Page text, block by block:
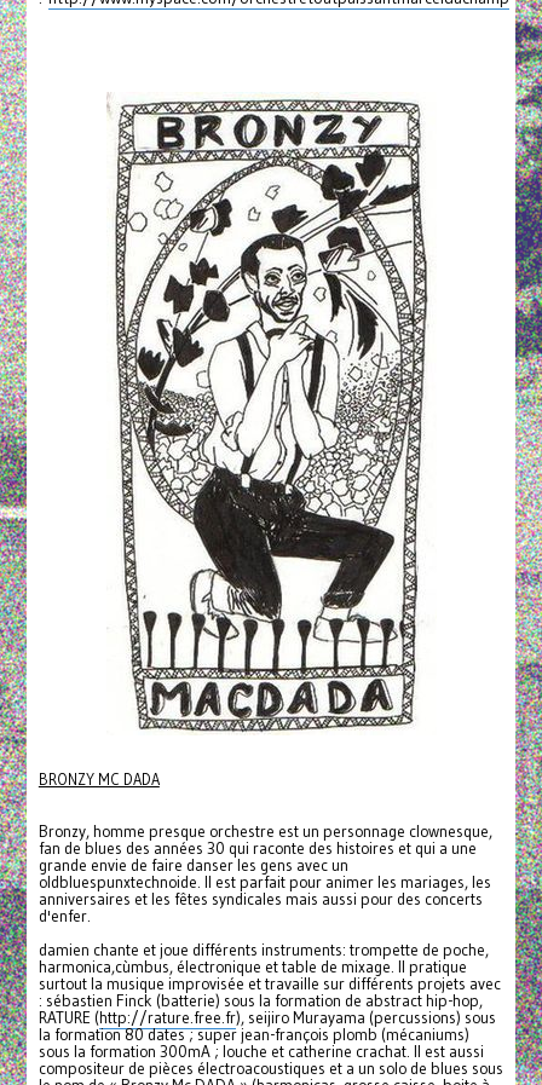
BRONZY MC DADA
Bronzy, homme presque orchestre est un personnage clownesque,
fan de blues des années 30 qui raconte des histoires et qui a une
grande envie de faire danser les gens avec un
oldbluespunxtechnoide. Il est parfait pour animer les mariages, les
anniversaires et les fêtes syndicales mais aussi pour des concerts
d'enfer.
damien chante et joue différents instruments: trompette de poche,
harmonica,cùmbus, électronique et table de mixage. Il pratique
surtout la musique improvisée et travaille sur différents projets avec
: sébastien Finck (batterie) sous la formation de abstract hip-hop,
RATURE (http://rature.free.fr), seijiro Murayama (percussions) sous
la formation 80 dates ; super jean-françois plomb (mécaniums)
sous la formation 300mA ; louche et catherine crachat. Il est aussi
compositeur de pièces électroacoustiques et a un solo de blues sous